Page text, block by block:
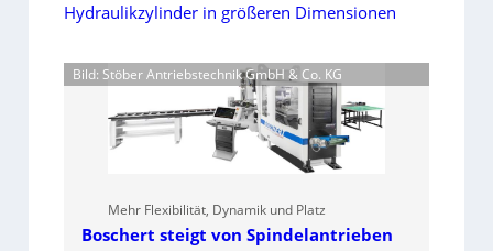
Hydraulikzylinder in größeren Dimensionen
Bild: Stöber Antriebstechnik GmbH & Co. KG
Mehr Flexibilität, Dynamik und Platz
Boschert steigt von Spindelantrieben